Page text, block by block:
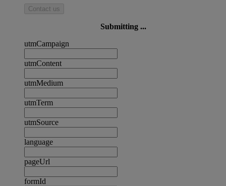
Contact us
Submitting ...
utmCampaign
utmContent
utmMedium
utmTerm
utmSource
language
pageUrl
formId